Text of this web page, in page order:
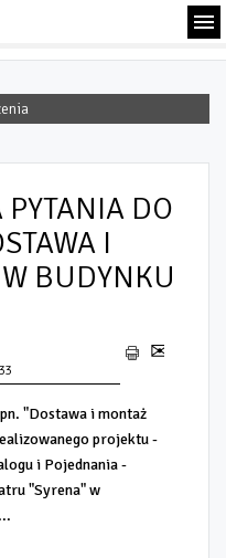
DO
I
BUDYNKU
"Dostawa i montaż
projektu -
i Pojednania -
"Syrena" w